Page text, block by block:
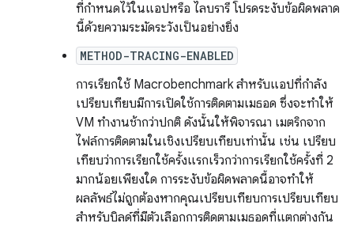
ที่กําหนดไว้ในแอปหรือ ไลบรารี โปรดระงับข้อผิดพลาด
นี้ด้วยความระมัดระวังเป็นอย่างยิ่ง
METHOD-TRACING-ENABLED
การเรียกใช้ Macrobenchmark สำหรับแอปที่กำลัง
เปรียบเทียบมีการเปิดใช้การติดตามเมธอด ซึ่งจะทำให้
VM ทำงานช้ากว่าปกติ ดังนั้นให้พิจารณา เมตริกจาก
ไฟล์การติดตามในเชิงเปรียบเทียบเท่านั้น เช่น เปรียบ
เทียบว่าการเรียกใช้ครั้งแรกเร็วกว่าการเรียกใช้ครั้งที่ 2
มากน้อยเพียงใด การระงับข้อผิดพลาดนี้อาจทำให้
ผลลัพธ์ไม่ถูกต้องหากคุณเปรียบเทียบการเปรียบเทียบ
สำหรับบิลด์ที่มีตัวเลือกการติดตามเมธอดที่แตกต่างกัน